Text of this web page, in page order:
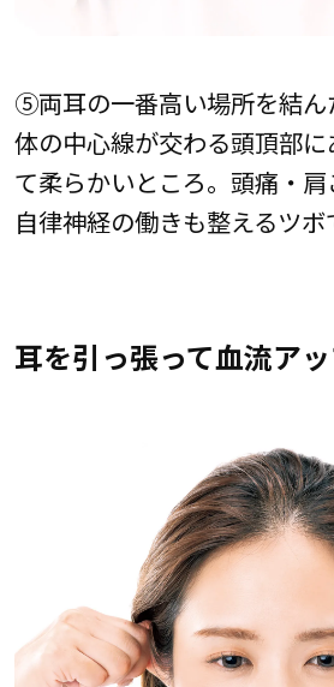
⑤両耳の一番高い場所を結ん
体の中心線が交わる頭頂部
て柔らかいところ。頭痛・肩
自律神経の働きも整えるツボ
耳を引っ張って血流ア